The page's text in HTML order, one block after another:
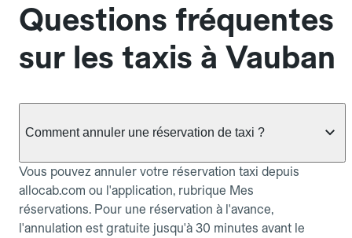
Questions fréquentes
sur les taxis à Vauban
Comment annuler une réservation de taxi ?
Vous pouvez annuler votre réservation taxi depuis
allocab.com ou l'application, rubrique Mes
réservations. Pour une réservation à l'avance,
l'annulation est gratuite jusqu'à 30 minutes avant le